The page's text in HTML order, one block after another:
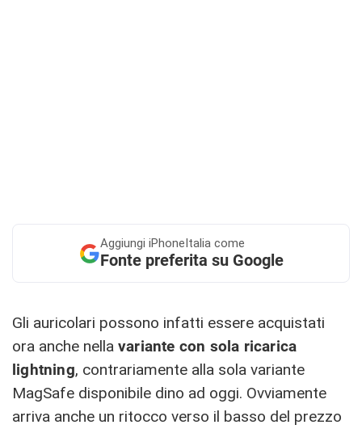
Aggiungi iPhoneItalia come
Fonte preferita su Google
Gli auricolari possono infatti essere acquistati
ora anche nella variante con sola ricarica
lightning, contrariamente alla sola variante
MagSafe disponibile dino ad oggi. Ovviamente
arriva anche un ritocco verso il basso del prezzo